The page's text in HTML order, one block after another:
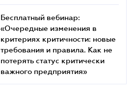
Бесплатный вебинар:
«Очередные изменения в
критериях критичности: новые
требования и правила. Как не
потерять статус критически
важного предприятия»